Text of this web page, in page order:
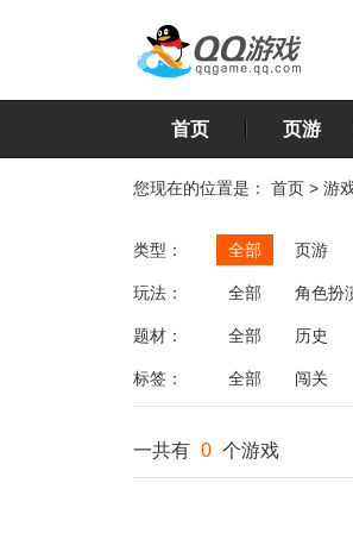
首页 页游
您现在的位置是： 首页 > 游
类型： 全部 页游
玩法： 全部 角色扮
飞行
恋爱
题材： 全部 历史
标签： 全部 闯关
一共有 0 个游戏